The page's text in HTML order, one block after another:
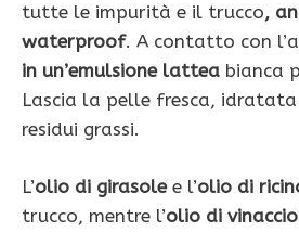
tutte le impurità e il trucco,
waterproof. A contatto con
in un’emulsione lattea bianca
Lascia la pelle fresca,
residui grassi.
L’olio di girasolee l’olio di
trucco, mentre l’olio di